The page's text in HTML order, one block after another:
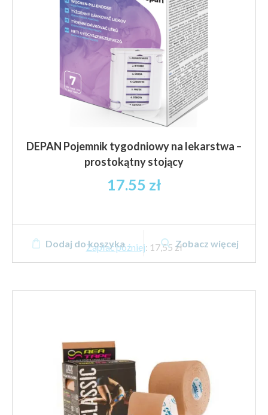
DEPAN Pojemnik tygodniowy na lekarstwa –
prostokątny stojący
17.55 zł
Zapłać później: 17,55 zł
Dodaj do koszyka Zobacz więcej